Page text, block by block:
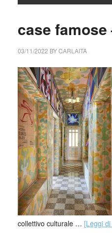
case famose
03/11/2022 BYCARLAITA
collettivo culturale … [Leggi